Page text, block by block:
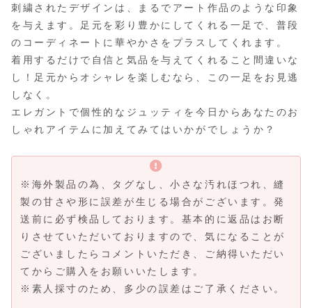
刺繍されたデザインは、まるでアート作品のような印象
を与えます。足元を彩り豊かにしてくれる一足で、普段
のコーディネートに華やかさをプラスしてくれます。
着用するだけで自信と気品を与えてくれること間違いな
し！足元からオシャレを楽しむなら、この一足をお見逃
しなく。
エレガントで個性的なジュッティを今日からあなたのお
しゃれアイテムに加えてみてはいかがでしょうか？
※海外製品の為、タグなし、小さな汚れほつれ、縫
製の甘さや形に誤差が生じる場合がございます。発
送前に必ず検品しております。基本的に返品はお断
りさせていただいておりますので、気になることが
ございましたらコメントいただき、ご納得いただい
てからご購入をお願いいたします。
※素人採寸のため、多少の誤差はご了承ください。